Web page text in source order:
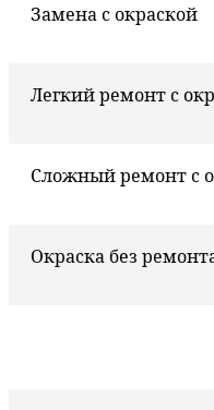
Замена с окраской
Легкий ремонт с
Сложный ремонт с
Окраска без